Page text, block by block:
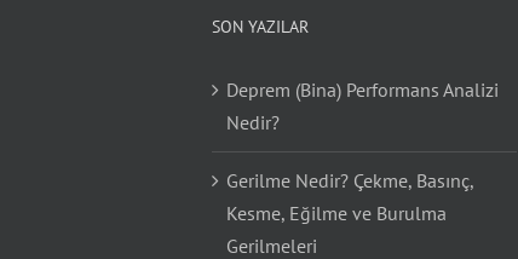
Deprem (Bina) Performans Analizi
Nedir?
Gerilme Nedir? Çekme, Basınç,
Kesme, Eğilme ve Burulma